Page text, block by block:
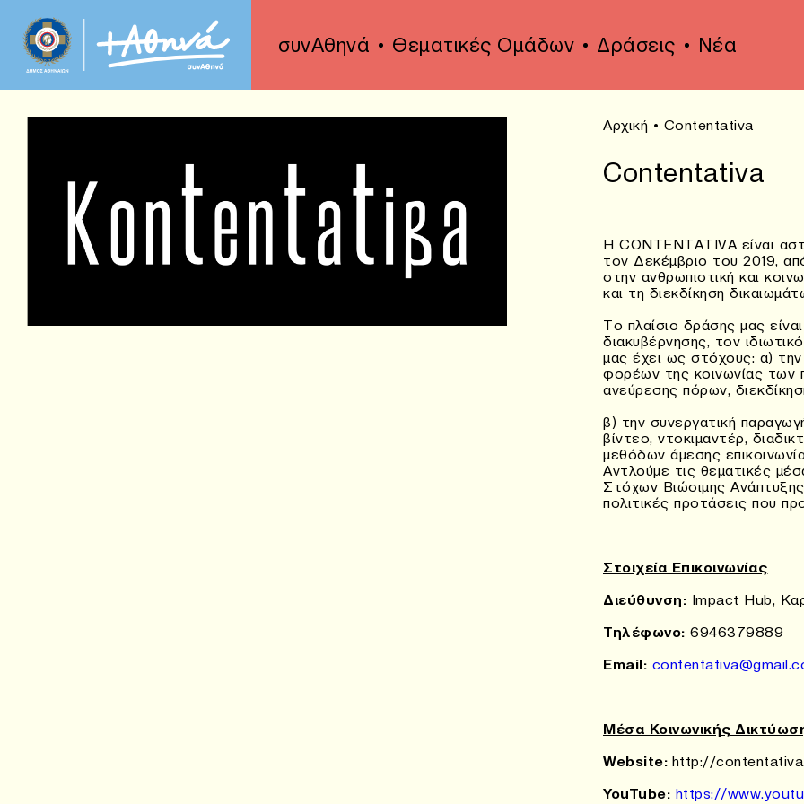
συνΑθηνά Θεματικές Ομάδων Δράσεις Νέα
Αρχική • Contentativa
Contentativa
Η CONTENTATIVA είναι
τον Δεκέμβριο του 2019,
στην ανθρωπιστική και
και τη διεκδίκηση
Το πλαίσιο δράσης μας
διακυβέρνησης, τον
μας έχει ως στόχους: α)
φορέων της κοινωνίας των
ανεύρεσης πόρων,
β) την συνεργατική
βίντεο, ντοκιμαντέρ,
μεθόδων άμεσης
Αντλούμε τις θεματικές
Στόχων Βιώσιμης
πολιτικές προτάσεις που
Στοιχεία Επικοινωνίας
Διεύθυνση: Impact Hub,
Τηλέφωνο: 6946379889
Email:
Μέσα Κοινωνικής
Website: http://
YouTube: https://